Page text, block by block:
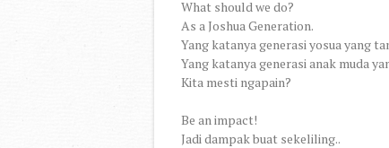
What should we do?
As a Joshua Generation.
Yang katanya generasi yosua yang
Yang katanya generasi anak muda
Kita mesti ngapain?
Be an impact!
Jadi dampak buat sekeliling..